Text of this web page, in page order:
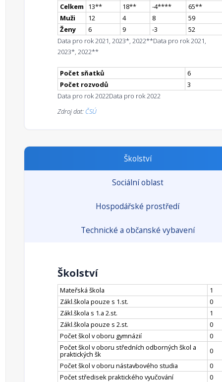
Celkem
13** 18** -4**** 65**
Muži
12 4 8
59
Ženy
6 9 -3
52
Data pro rok 2021, 2023*, 2022**Data pro rok 2021,
2023*, 2022**
Počet sňatků
6
Počet rozvodů
3
Data pro rok 2022Data pro rok 2022
Zdroj dat: ČSÚ
Školství
Sociální oblast
Hospodářské prostředí
Technické a občanské vybavení
Školství
Mateřská škola
1
Zákl.škola pouze s 1.st.
0
Zákl.škola s 1.a 2.st.
1
Zákl.škola pouze s 2.st.
0
Počet škol v oboru gymnázií
0
Počet škol v oboru středních odborných škol a
praktických šk
0
Počet škol v oboru nástavbového studia
0
Počet středisek praktického vyučování
0